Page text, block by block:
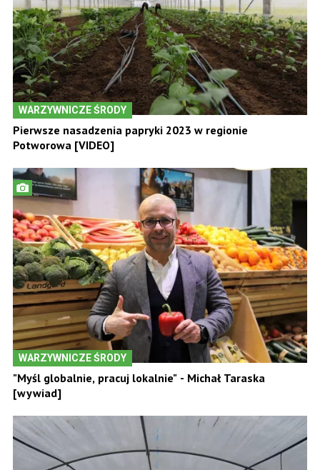
WARZYWNICZE ŚRODY
Pierwsze nasadzenia papryki 2023 w regionie
Potworowa [VIDEO]
WARZYWNICZE ŚRODY
"Myśl globalnie, pracuj lokalnie" - Michał Taraska
[wywiad]